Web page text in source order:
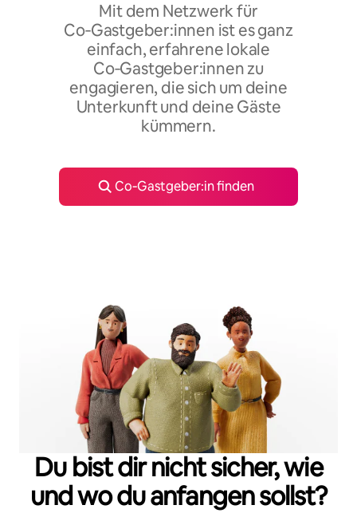
Mit dem Netzwerk für
Co‑Gastgeber:innen ist es ganz
einfach, erfahrene lokale
Co‑Gastgeber:innen zu
engagieren, die sich um deine
Unterkunft und deine Gäste
kümmern.
Co‑Gastgeber:in finden
Du bist dir nicht sicher, wie
und wo du anfangen sollst?